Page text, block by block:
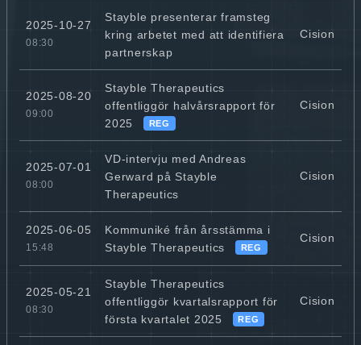
2025-10-27
08:30
Stayble presenterar framsteg
kring arbetet med att identifiera
partnerskap
Cision
2025-08-20
09:00
Stayble Therapeutics
offentliggör halvårsrapport för
2025
REG
Cision
2025-07-01
08:00
VD-intervju med Andreas
Gerward på Stayble
Therapeutics
Cision
2025-06-05
15:48
Kommuniké från årsstämma i
Stayble Therapeutics
REG
Cision
2025-05-21
08:30
Stayble Therapeutics
offentliggör kvartalsrapport för
första kvartalet 2025
REG
Cision